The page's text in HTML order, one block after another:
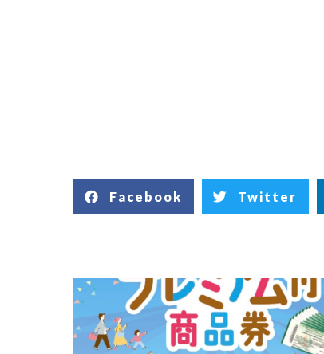
Facebook Twitter